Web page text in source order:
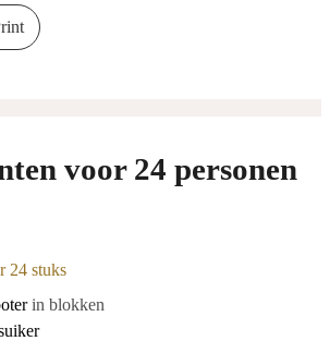
voor 24 personen
24 stuks
in blokken